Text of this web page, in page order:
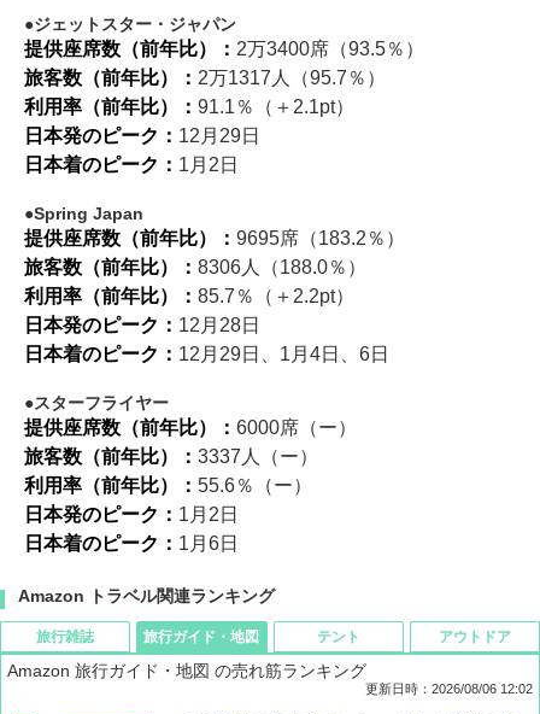
ジェットスター・ジャパン
提供座席数（前年比）： 2万3400席（93.5％）
旅客数（前年比）： 2万1317人（95.7％）
利用率（前年比）： 91.1％（＋2.1pt）
日本発のピーク： 12月29日
日本着のピーク： 1月2日
Spring Japan
提供座席数（前年比）： 9695席（183.2％）
旅客数（前年比）： 8306人（188.0％）
利用率（前年比）： 85.7％（＋2.2pt）
日本発のピーク： 12月28日
日本着のピーク： 12月29日、1月4日、6日
スターフライヤー
提供座席数（前年比）： 6000席（ー）
旅客数（前年比）： 3337人（ー）
利用率（前年比）： 55.6％（ー）
日本発のピーク： 1月2日
日本着のピーク： 1月6日
Amazon トラベル関連ランキング
旅行雑誌 旅行ガイド・地図
Amazon 旅行ガイド・地図 の売れ筋ランキング
更新日時：2026/08/06 12:02
テント アウトドア